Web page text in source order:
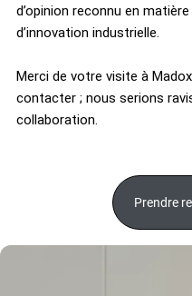
d’opinion reconnu en
d’innovation industrielle.
Merci de votre visite à
contacter ; nous serions
collaboration.
Prendre